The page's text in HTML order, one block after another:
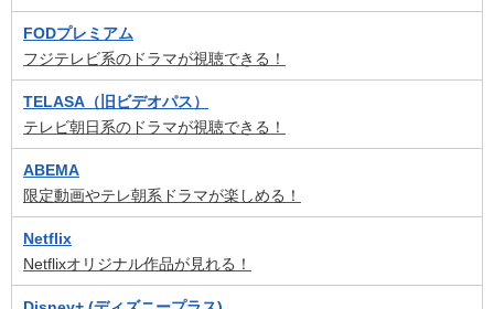
FODプレミアム
フジテレビ系のドラマが視聴できる！
TELASA（旧ビデオパス）
テレビ朝日系のドラマが視聴できる！
ABEMA
限定動画やテレ朝系ドラマが楽しめる！
Netflix
Netflixオリジナル作品が見れる！